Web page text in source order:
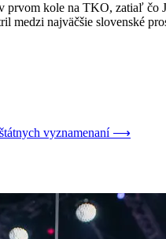
kole na TKO, zatiaľ čo
medzi najväčšie slovenské
vyznamenaní ⟶